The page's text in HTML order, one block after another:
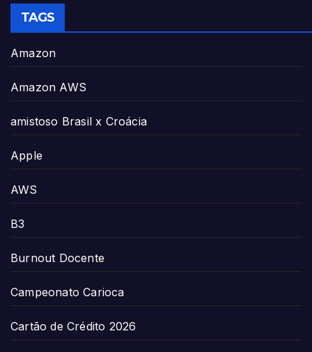
TAGS
Amazon
Amazon AWS
amistoso Brasil x Croácia
Apple
AWS
B3
Burnout Docente
Campeonato Carioca
Cartão de Crédito 2026